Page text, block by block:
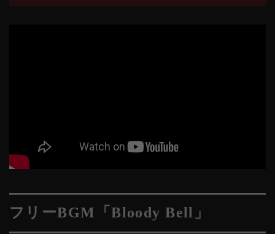
フリーBGM「Bloody Bell」